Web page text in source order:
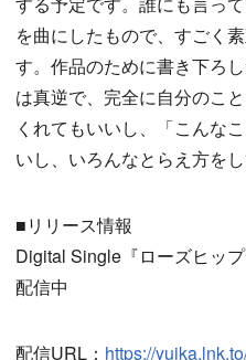
を曲にしたもので、すごく
す。作品のために書き下ろ
は真逆で、完全に自分のこ
くれてもいいし、「こんな
いし、いろんなとらえ方を
■リリース情報
Digital Single『ローズヒップ
配信中
配信URL： https://